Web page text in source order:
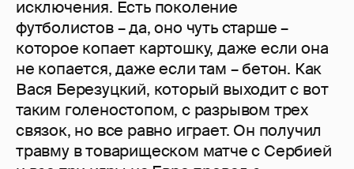
исключения. Есть поколение
футболистов – да, оно чуть старше –
которое копает картошку, даже если она
не копается, даже если там – бетон. Как
Вася Березуцкий, который выходит с вот
таким голеностопом, с разрывом трех
связок, но все равно играет. Он получил
травму в товарищеском матче с Сербией